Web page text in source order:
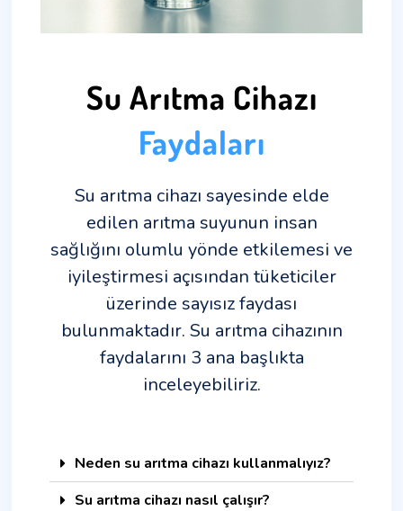
Su Arıtma Cihazı
Faydaları
Su arıtma cihazı sayesinde elde
edilen arıtma suyunun insan
sağlığını olumlu yönde etkilemesi ve
iyileştirmesi açısından tüketiciler
üzerinde sayısız faydası
bulunmaktadır. Su arıtma cihazının
faydalarını 3 ana başlıkta
inceleyebiliriz.
Neden su arıtma cihazı kullanmalıyız?
Su arıtma cihazı nasıl çalışır?